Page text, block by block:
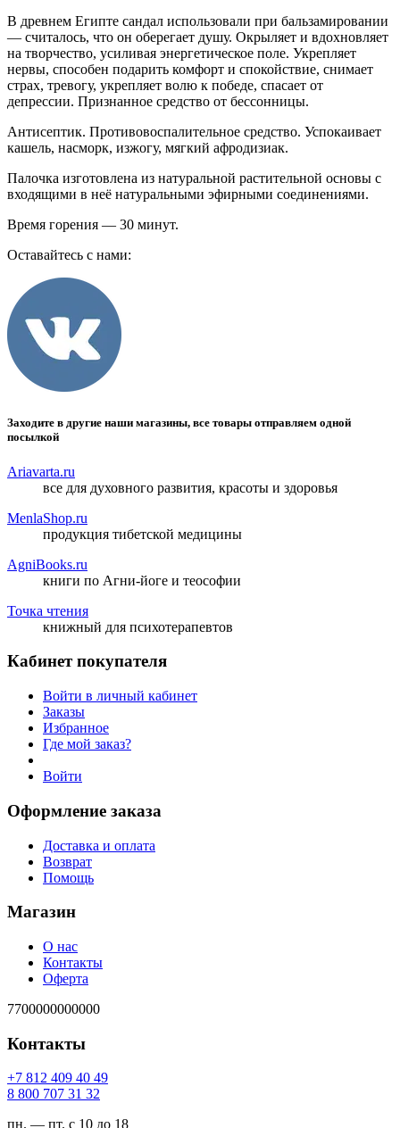
В древнем Египте сандал использовали при бальзамировании
— считалось, что он оберегает душу. Окрыляет и вдохновляет
на творчество, усиливая энергетическое поле. Укрепляет
нервы, способен подарить комфорт и спокойствие, снимает
страх, тревогу, укрепляет волю к победе, спасает от
депрессии. Признанное средство от бессонницы.
Антисептик. Противовоспалительное средство. Успокаивает
кашель, насморк, изжогу, мягкий афродизиак.
Палочка изготовлена из натуральной растительной основы с
входящими в неё натуральными эфирными соединениями.
Время горения — 30 минут.
Оставайтесь с нами:
Заходите в другие наши магазины, все товары отправляем одной
посылкой
Ariavarta.ru
все для духовного развития, красоты и здоровья
MenlaShop.ru
продукция тибетской медицины
AgniBooks.ru
книги по Агни-йоге и теософии
Точка чтения
книжный для психотерапевтов
Кабинет покупателя
Войти в личный кабинет
Заказы
Избранное
Где мой заказ?
Войти
Оформление заказа
Доставка и оплата
Возврат
Помощь
Магазин
О нас
Контакты
Оферта
7700000000000
Контакты
94 04 904 218 7+
23 13 707 008 8
пн. — пт. с 10 до 18